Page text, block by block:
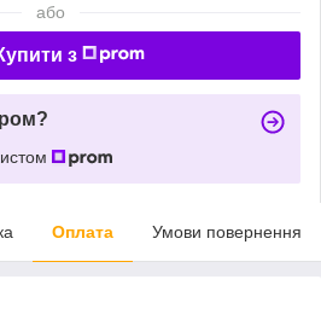
або
з
Оплата Умови повернення